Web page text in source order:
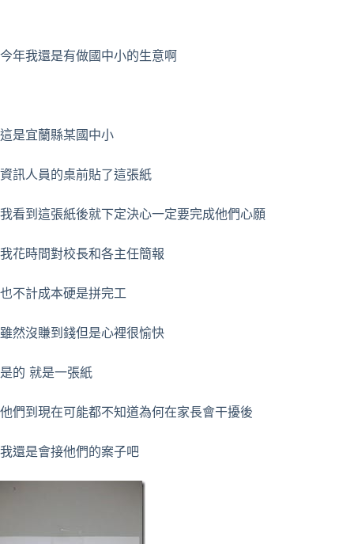
今年我還是有做國中小的生意啊
這是宜蘭縣某國中小
資訊人員的桌前貼了這張紙
我看到這張紙後就下定決心一定要完成他們心願
我花時間對校長和各主任簡報
也不計成本硬是拼完工
雖然沒賺到錢但是心裡很愉快
是的 就是一張紙
他們到現在可能都不知道為何在家長會干擾後
我還是會接他們的案子吧